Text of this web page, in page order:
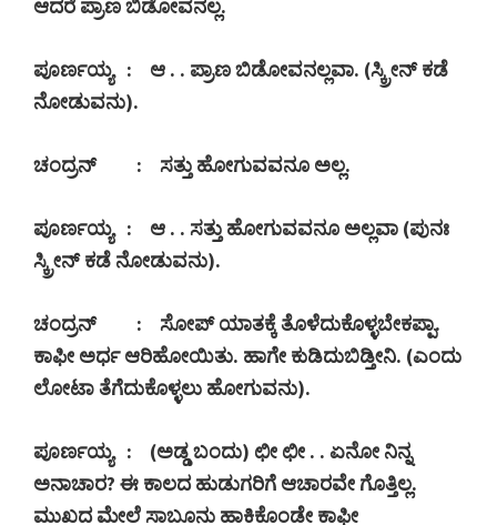
ಆದರೆ ಪ್ರಾಣ ಬಿಡೋವನಲ್ಲ.
ಪೂರ್ಣಯ್ಯ: ಆ . . ಪ್ರಾಣ ಬಿಡೋವನಲ್ಲವಾ. (ಸ್ಕ್ರೀನ್ ಕಡೆ
ನೋಡುವನು).
ಚಂದ್ರನ್ : ಸತ್ತು ಹೋಗುವವನೂ ಅಲ್ಲ.
ಪೂರ್ಣಯ್ಯ: ಆ . . ಸತ್ತು ಹೋಗುವವನೂ ಅಲ್ಲವಾ (ಪುನಃ
ಸ್ಕ್ರೀನ್ ಕಡೆ ನೋಡುವನು).
ಚಂದ್ರನ್ : ಸೋಪ್ ಯಾತಕ್ಕೆ ತೊಳೆದುಕೊಳ್ಳಬೇಕಪ್ಪಾ.
ಕಾಫೀ ಅರ್ಧ ಆರಿಹೋಯಿತು. ಹಾಗೇ ಕುಡಿದುಬಿಡ್ತೀನಿ. (ಎಂದು
ಲೋಟಾ ತೆಗೆದುಕೊಳ್ಳಲು ಹೋಗುವನು).
ಪೂರ್ಣಯ್ಯ: (ಅಡ್ಡ ಬಂದು) ಛೀ ಛೀ . . ಏನೋ ನಿನ್ನ
ಅನಾಚಾರ? ಈ ಕಾಲದ ಹುಡುಗರಿಗೆ ಆಚಾರವೇ ಗೊತ್ತಿಲ್ಲ.
ಮುಖದ ಮೇಲೆ ಸಾಬೂನು ಹಾಕಿಕೊಂಡೇ ಕಾಫೀ